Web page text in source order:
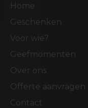
Home
Geschenken
Voor wie?
Geefmomenten
Over ons
Offerte aanvragen
Contact